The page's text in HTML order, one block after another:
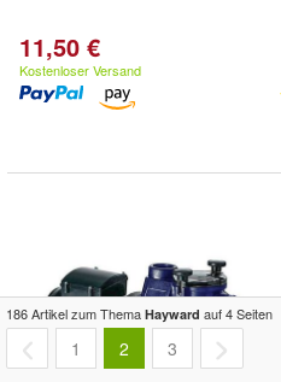
11,50 €
Kostenloser Versand
186 Artikel zum Thema Hayward auf 4 Seiten
1 2 3